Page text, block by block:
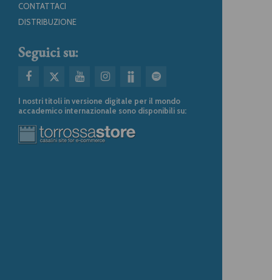
CONTATTACI
DISTRIBUZIONE
Seguici su:
I nostri titoli in versione digitale per il mondo
accademico internazionale sono disponibili su: